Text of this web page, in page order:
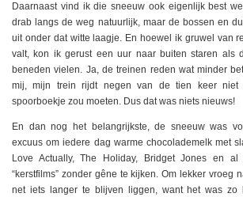
Daarnaast vind ik die sneeuw ook eigenlijk best
drab langs de weg natuurlijk, maar de bossen en
uit onder dat witte laagje. En hoewel ik gruwel van
valt, kon ik gerust een uur naar buiten staren als
beneden vielen. Ja, de treinen reden wat minder
mij, mijn trein rijdt negen van de tien keer niet
spoorboekje zou moeten. Dus dat was niets nieuws!
En dan nog het belangrijkste, de sneeuw was
excuus om iedere dag warme chocolademelk met
Love Actually, The Holiday, Bridget Jones en al
“kerstfilms” zonder gêne te kijken. Om lekker vroeg
net iets langer te blijven liggen, want het was zo